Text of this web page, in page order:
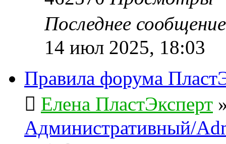
Последнее
14 июл 2025, 18:03
Правила форума
Елена ПластЭксперт
Административный/